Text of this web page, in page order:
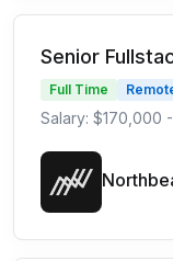
Senior
Full Time
Salary: $170,000